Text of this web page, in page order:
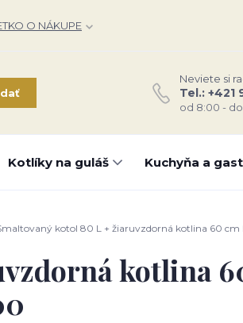
O NÁKUPE
Neviete si
Tel.: +421
od 8:00 -
Kotlíky na guláš Kuchyňa a
kotol 80 L + žiaruvzdorná kotlina 60 cm
kotlina